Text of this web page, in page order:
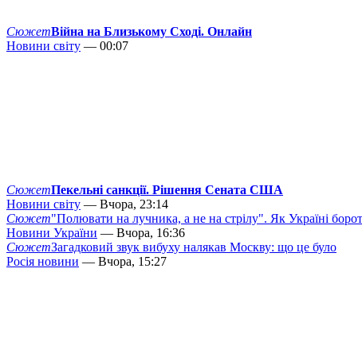
СюжетВійна на Близькому Сході. Онлайн
Новини світу — 00:07
СюжетПекельні санкції. Рішення Сената США
Новини світу — Вчора, 23:14
Сюжет"Полювати на лучника, а не на стрілу". Як Україні
Новини України — Вчора, 16:36
СюжетЗагадковий звук вибуху налякав Москву: що це було
Росія новини — Вчора, 15:27